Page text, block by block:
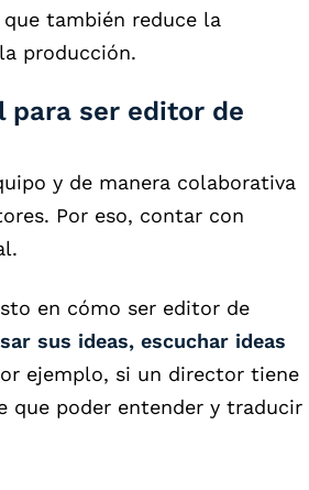
también reduce la
producción.
para ser editor de
y de manera colaborativa
Por eso, contar con
en cómo ser editor de
sus ideas, escuchar ideas
ejemplo, si un director tiene
que poder entender y traducir